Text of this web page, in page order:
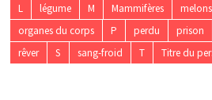
L
légume M Mammifères melons
organes du corps
P perdu prison
rêver
S sang-froid T Titre du